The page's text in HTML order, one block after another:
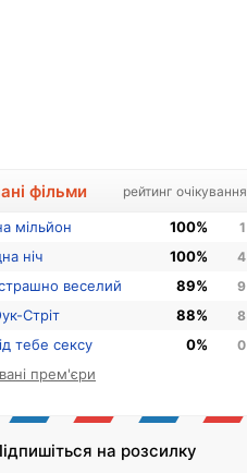
фільми рейтинг очікування
мільйон 100% 1
ніч 100% 4
веселий 89% 9
Стріт 88% 8
тебе сексу 0% 0
прем'єри
на розсилку